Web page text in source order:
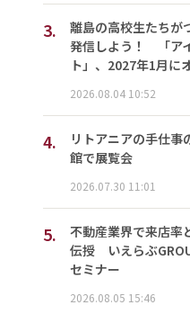
3.
離島の高校生たちが
発信しよう！ 「ア
ト」、2027年1月に
2026.08.04 10:52
4.
リトアニアの手仕
館で展覧会
2026.07.30 11:01
5.
不動産業界で来店率
伝授 いえらぶ
セミナー
2026.08.05 15:46